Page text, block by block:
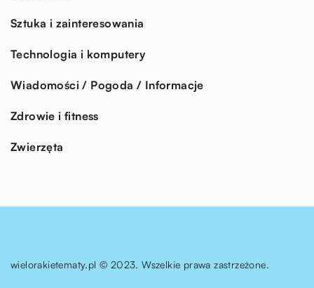
Sztuka i zainteresowania
Technologia i komputery
Wiadomości / Pogoda / Informacje
Zdrowie i fitness
Zwierzęta
wielorakietematy.pl © 2023. Wszelkie prawa zastrzeżone.